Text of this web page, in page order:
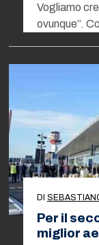
Vogliamo
ovunque”.
DI
Per il
miglior